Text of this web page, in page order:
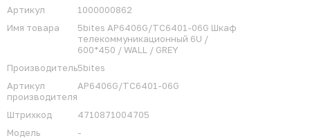
Артикул
1000000862
Имя товара
5bites AP6406G/TC6401-06G Шкаф
телекоммуникационный 6U /
600*450 / WALL / GREY
Производитель5bites
Артикул
производителя
AP6406G/TC6401-06G
Штрихкод
4710871004705
Модель
-